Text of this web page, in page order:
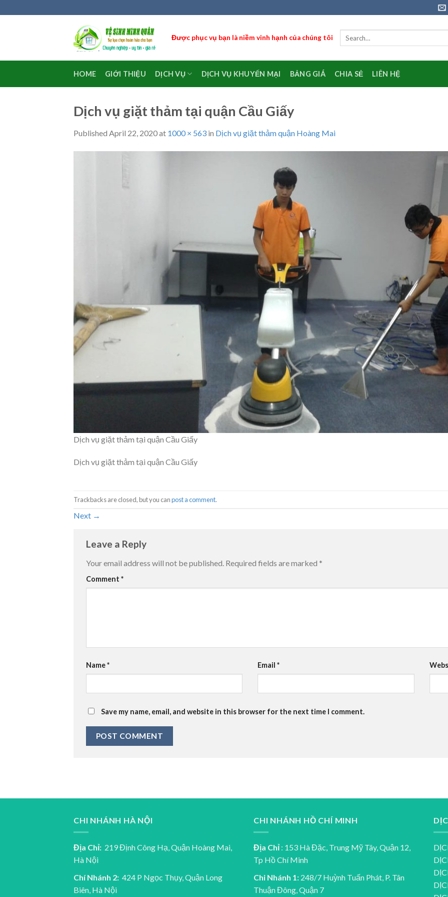
to
Được phục vụ bạn là niềm vinh hạnh của chúng tôi
HOME GIỚI THIỆU DỊCH VỤ DỊCH VỤ KHUYẾN MẠI BẢNG GIÁ CHIA SẺ LIÊN HỆ
Dịch vụ giặt thảm tại quận Cầu Giấy
Published April 22, 2020at 1000 × 563 in Dịch vụ giặt thảm quận Hoàng Mai
Dịch vụ giặt thảm tại quận Cầu Giấy
Dịch vụ giặt thảm tại quận Cầu Giấy
Trackbacks are closed, but you canpost a comment.
Next →
Leave a Reply
Your email address will not be published. Required fields are marked *
Comment *
Name* Email*
Save my name, email, and website in this browser for the next time I comment.
CHI NHÁNH HÀ NỘI
Địa Chỉ: 219 Định Công Hạ, Quận Hoàng Mai,
Hà Nội
Chí Nhánh 2: 424 P Ngọc Thụy, Quận Long
Biên, Hà Nội
CHI NHÁNH HỒ CHÍ MINH
Địa Chỉ : 153 Hà Đặc, Trung Mỹ Tây, Quận 12,
Tp Hồ Chí Minh
Chi Nhánh 1: 248/7 Huỳnh Tuấn Phát, P. Tân
Thuận Đông, Quận 7